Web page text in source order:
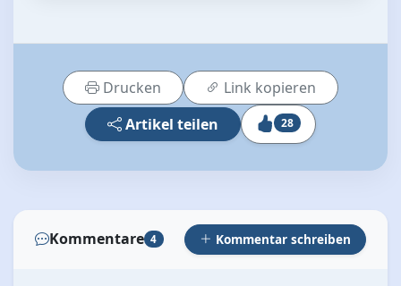
Drucken
Link kopieren
Artikel teilen
28
Kommentare 4 Kommentar schreiben